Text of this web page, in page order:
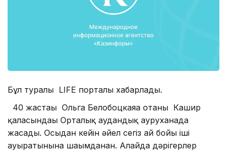
Бұл туралы LIFE порталы хабарлады.
40 жастағы Ольга Белобоцкаяға отаны Кашир
қаласындағы Орталық аудандық ауруханада
жасады. Осыдан кейін әйел сегіз ай бойы іші
ауыратынына шағымданған. Алайда дәрігерлер